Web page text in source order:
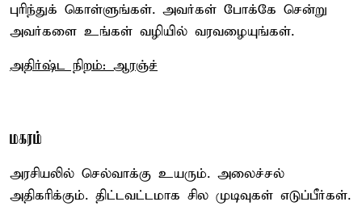
புரிந்துக் கொள்ளுங்கள். அவர்கள் போக்கே சென்று
அவர்களை உங்கள் வழியில் வரவழையுங்கள்.
அதிர்ஷ்ட நிறம்: ஆரஞ்ச்
மகரம்
அரசியலில் செல்வாக்கு உயரும். அலைச்சல்
அதிகரிக்கும். திட்டவட்டமாக சில முடிவுகள் எடுப்பீர்கள்.